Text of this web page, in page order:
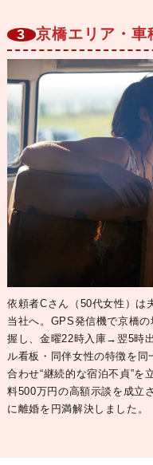
3 京橋エリア・車
依頼者Cさん（50代女性）は
当社へ。GPS発信機で京橋
握し、 金曜22時入庫→翌5時
ル看板・同伴女性の特徴を
合わせ“継続的な宿泊不貞”を
料500万円の高額示談を成立
に離婚を円満解決しました。